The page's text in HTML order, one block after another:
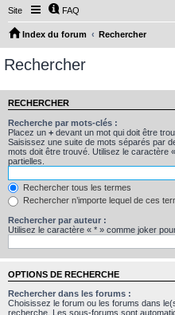
Site FAQ
Index du forum Rechercher
Rechercher
RECHERCHER
Recherche par mots-clés :
Placez un + devant un mot qui doit être
Saisissez une suite de mots séparés par
mots doit être trouvé. Utilisez le caractère
partielles.
Rechercher tous les termes
Rechercher n’importe lequel de ces
Rechercher par auteur :
Utilisez le caractère « * » comme joker
OPTIONS DE RECHERCHE
Rechercher dans les forums :
Choisissez le forum ou les forums dans
recherche. Les sous-forums sont